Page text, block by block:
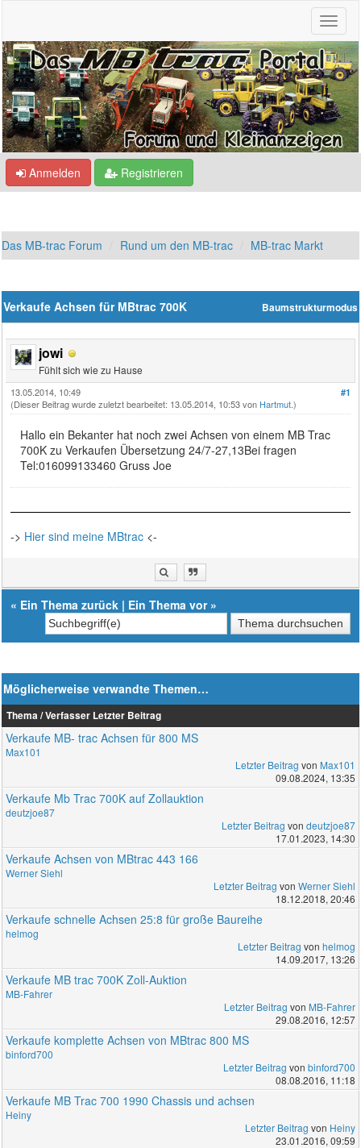
Anmelden Registrieren
Das MB-trac Forum Rund um den MB-trac MB-trac Markt
Baumstrukturmodus
Verkaufe Achsen für MBtrac 700K
jowi
Fühlt sich wie zu Hause
#1
13.05.2014, 10:49
(Dieser Beitrag wurde zuletzt bearbeitet: 13.05.2014, 10:53 von Hartmut.)
Hallo ein Bekanter hat noch zwei Achsen von einem MB Trac
700K zu Verkaufen Übersetzung 24/7-27,13Bei fragen
Tel:016099133460 Gruss Joe
-> Hier sind meine MBtrac <-
« Ein Thema zurück | Ein Thema vor»
Möglicherweise verwandte Themen…
Thema / Verfasser Letzter Beitrag
Verkaufe MB- trac Achsen für 800 MS
Max101
Letzter Beitrag von Max101
09.08.2024, 13:35
Verkaufe Mb Trac 700K auf Zollauktion
deutzjoe87
Letzter Beitrag von deutzjoe87
17.01.2023, 14:30
Verkaufe Achsen von MBtrac 443 166
Werner Siehl
Letzter Beitrag von Werner Siehl
18.12.2018, 20:46
Verkaufe schnelle Achsen 25:8 für große Baureihe
helmog
Letzter Beitrag von helmog
14.09.2017, 13:26
Verkaufe MB trac 700K Zoll-Auktion
MB-Fahrer
Letzter Beitrag von MB-Fahrer
29.08.2016, 12:57
Verkaufe komplette Achsen von MBtrac 800 MS
binford700
Letzter Beitrag von binford700
08.08.2016, 11:18
Verkaufe MB Trac 700 1990 Chassis und achsen
Heiny
Letzter Beitrag von Heiny
23.01.2016, 09:59